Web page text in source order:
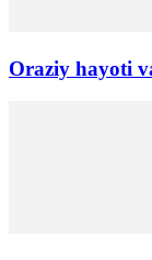
Oraziy hayoti